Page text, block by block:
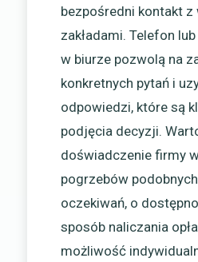
bezpośredni kontakt z
zakładami. Telefon
w biurze pozwolą na
konkretnych pytań i
odpowiedzi, które są
podjęcia decyzji.
doświadczenie firmy
pogrzebów
oczekiwań, o
sposób naliczania
możliwość